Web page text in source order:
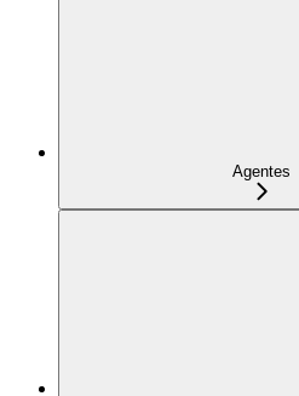
Agentes